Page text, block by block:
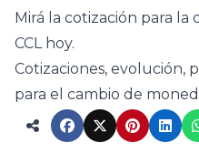
Mirá la cotización para
CCL hoy.
Cotizaciones, evolución,
para el cambio de